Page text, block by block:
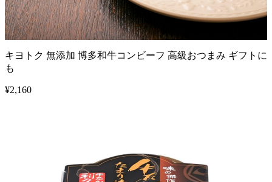
キヨトク 無添加 博多和牛コンビーフ 高級おつまみ ギフトに
も
¥2,160